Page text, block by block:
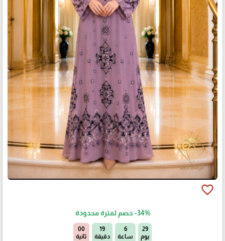
favorite_border
-34% خصم لفترة محدودة
29
يوم
6
ساعة
18
دقيقة
58
ثانية